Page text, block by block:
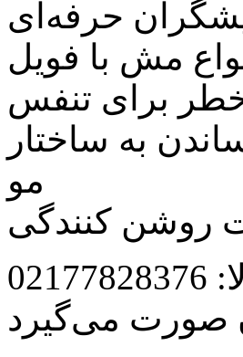
حرفه‌ای
مش با فویل
خطر برای تنفس
به ساختار
مو
روشن کنندگی
صورت می‌گیرد